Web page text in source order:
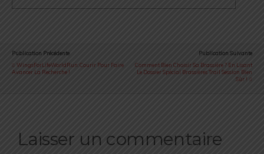
Publication Précédente
WingsForLifeWorldRun: Courir Pour Faire
Avancer La Recherche !
Publication Suivante
Comment Bien Choisir Sa Brassière ? En Lisant
Le Dossier Spécial Brassières Trail Session Bien
Sûr !
Laisser un commentaire